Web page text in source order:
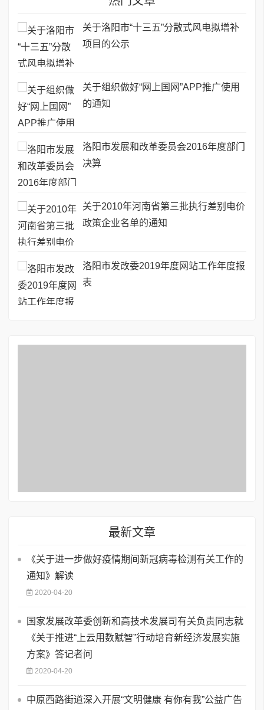
关于洛阳市“十三五”分散式风电拟增补
项目的公示
关于组织做好“网上国网”APP推广使用
的通知
洛阳市发展和改革委员会2016年度部门
决算
关于2010年河南省第三批执行差别电价
政策企业名单的通知
洛阳市发改委2019年度网站工作年度报
表
最新文章
《关于进一步做好疫情期间新冠病毒检测有关工作的
通知》解读
2020-04-20
国家发展改革委创新和高技术发展司有关负责同志就
《关于推进“上云用数赋智”行动培育新经济发展实施
方案》答记者问
2020-04-20
中原西路街道深入开展“文明健康 有你有我”公益广告